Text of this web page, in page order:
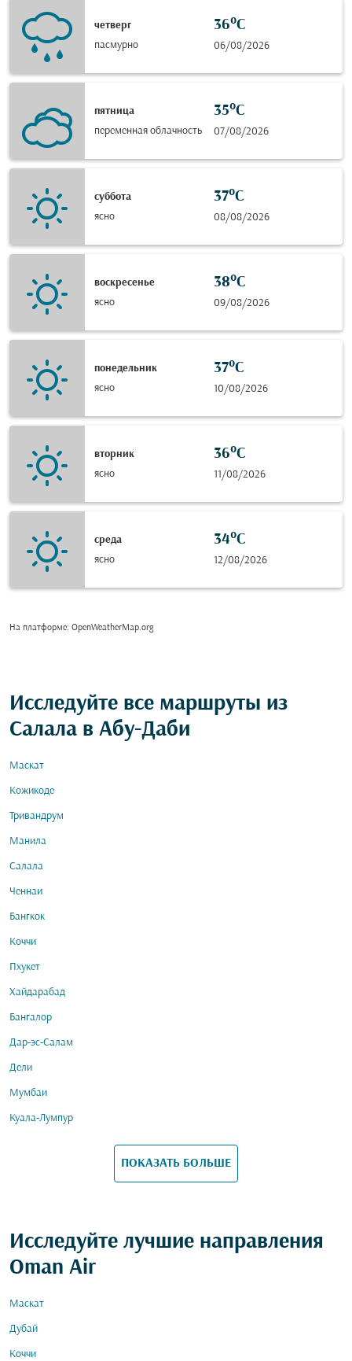
четверг
пасмурно
36°C
06/08/2026
пятница
переменная облачность
35°C
07/08/2026
суббота
ясно
37°C
08/08/2026
воскресенье
ясно
38°C
09/08/2026
понедельник
ясно
37°C
10/08/2026
вторник
ясно
36°C
11/08/2026
среда
ясно
34°C
12/08/2026
На платформе: OpenWeatherMap.org
Исследуйте все маршруты из
Салала в Абу-Даби
Маскат
Кожикоде
Тривандрум
Манила
Салала
Ченнаи
Бангкок
Коччи
Пхукет
Хайдарабад
Бангалор
Дар-эс-Салам
Дели
Мумбаи
Куала-Лумпур
ПОКАЗАТЬ БОЛЬШЕ
Исследуйте лучшие направления
Oman Air
Маскат
Дубай
Коччи